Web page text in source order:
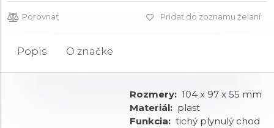
Porovnať Pridať do zoznamu želaní
Popis O značke
Rozmery: 104 x 97 x 55 mm
Materiál: plast
Funkcia: tichý plynulý chod